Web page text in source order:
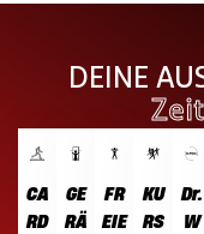
DEINE
CA
RD
GE
RÄ
FR
EIE
KU
RS
Dr.
W